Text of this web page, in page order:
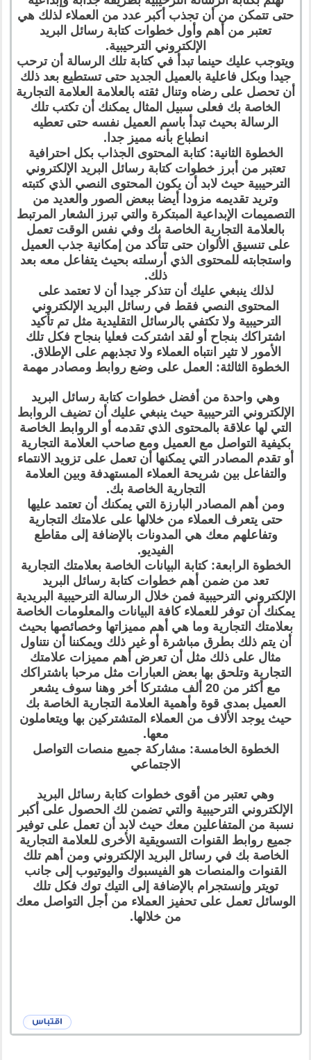
حتى تتمكن من أن تجذب أكبر عدد من العملاء لذلك هي
تعتبر من أهم وأول خطوات كتابة رسائل البريد
الإلكتروني الترحيبية.
ويتوجب عليك حينما تبدأ في كتابة تلك الرسالة أن ترحب
جيدا وبكل فاعلية بالعميل الجديد حتى تستطيع بعد ذلك
أن تحصل على رضاه وتنال ثقته بالعلامة العلامة التجارية
الخاصة بك فعلى سبيل المثال يمكنك أن تكتب تلك
الرسالة بحيث تبدأ باسم العميل نفسه حتى تعطيه
انطباع بأنه مميز جدا.
الخطوة الثانية: كتابة المحتوى الجذاب بكل احترافية
تعتبر من أبرز خطوات كتابة رسائل البريد الإلكتروني
الترحيبية حيث لابد أن يكون المحتوى النصي الذي كتبته
وتريد تقديمه مزودا أيضا ببعض الصور والعديد من
التصميمات الإبداعية المبتكرة والتي تبرز الشعار المرتبط
بالعلامة التجارية الخاصة بك وفي نفس الوقت تعمل
على تنسيق الألوان حتى تتأكد من إمكانية جذب العميل
واستجابته للمحتوى الذي أرسلته بحيث يتفاعل معه بعد
ذلك.
لذلك ينبغي عليك أن تتذكر جيدا أن لا تعتمد على
المحتوى النصي فقط في رسائل البريد الإلكتروني
الترحيبية ولا تكتفي بالرسائل التقليدية مثل تم تأكيد
اشتراكك بنجاح أو لقد اشتركت فعليا بنجاح فكل تلك
الأمور لا تثير انتباه العملاء ولا تجذبهم على الإطلاق.
الخطوة الثالثة: العمل على وضع روابط ومصادر مهمة
وهي واحدة من أفضل خطوات كتابة رسائل البريد
الإلكتروني الترحيبية حيث ينبغي عليك أن تضيف الروابط
التي لها علاقة بالمحتوى الذي تقدمه أو الروابط الخاصة
بكيفية التواصل مع العميل ومع صاحب العلامة التجارية
أو تقدم المصادر التي يمكنها أن تعمل على تزويد الانتماء
والتفاعل بين شريحة العملاء المستهدفة وبين العلامة
التجارية الخاصة بك.
ومن أهم المصادر البارزة التي يمكنك أن تعتمد عليها
حتى يتعرف العملاء من خلالها على علامتك التجارية
وتفاعلهم معك هي المدونات بالإضافة إلى مقاطع
الفيديو.
الخطوة الرابعة: كتابة البيانات الخاصة بعلامتك التجارية
تعد من ضمن أهم خطوات كتابة رسائل البريد
الإلكتروني الترحيبية فمن خلال الرسالة الترحيبية البريدية
يمكنك أن توفر للعملاء كافة البيانات والمعلومات الخاصة
بعلامتك التجارية وما هي أهم مميزاتها وخصائصها بحيث
أن يتم ذلك بطرق مباشرة أو غير ذلك ويمكننا أن نتناول
مثال على ذلك مثل أن تعرض أهم مميزات علامتك
التجارية وتلحق بها بعض العبارات مثل مرحبا باشتراكك
مع أكثر من 20 ألف مشتركا أخر وهنا سوف يشعر
العميل بمدى قوة وأهمية العلامة التجارية الخاصة بك
حيث يوجد الألاف من العملاء المتشتركين بها ويتعاملون
معها.
الخطوة الخامسة: مشاركة جميع منصات التواصل
الاجتماعي
وهي تعتبر من أقوى خطوات كتابة رسائل البريد
الإلكتروني الترحيبية والتي تضمن لك الحصول على أكبر
نسبة من المتفاعلين معك حيث لابد أن تعمل على توفير
جميع روابط القنوات التسويقية الأخرى للعلامة التجارية
الخاصة بك في رسائل البريد الإلكتروني ومن أهم تلك
القنوات والمنصات هو الفيسبوك واليوتيوب إلى جانب
تويتر وإنستجرام بالإضافة إلى التيك توك فكل تلك
الوسائل تعمل على تحفيز العملاء من أجل التواصل معك
من خلالها.